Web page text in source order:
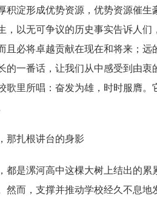
淀形成优势资源，优势资源催生
，以无可争议的历史事实告诉人
且必将卓越贡献在现在和将来；
的一番话，让我们从中感受到由
歌里所唱：奋发为雄，时时服膺
那扎根讲台的身影
是漯河高中这棵大树上结出的累
然而，支撑并推动学校经久不息